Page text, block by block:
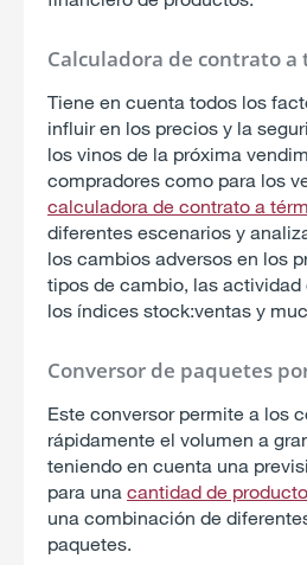
Calculadora de contrato
Tiene en cuenta todos los
influir en los precios y la
los vinos de la próxima
compradores como para los
calculadora de contrato a
diferentes escenarios y
los cambios adversos en los
tipos de cambio, las actividad
los índices stock:ventas y
Conversor de paquetes
Este conversor permite a los
rápidamente el volumen a
teniendo en cuenta una
para una cantidad de
una combinación de
paquetes.